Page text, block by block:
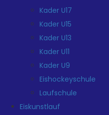
Kader U17
Kader U15
Kader U13
Kader U11
Kader U9
Eishockeyschule
Laufschule
Eiskunstlauf